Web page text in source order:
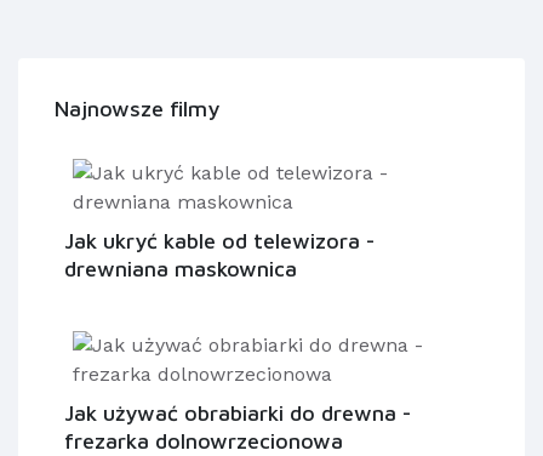
Najnowsze filmy
Jak ukryć kable od telewizora -
drewniana maskownica
Jak używać obrabiarki do drewna -
frezarka dolnowrzecionowa